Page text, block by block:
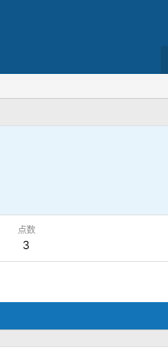
点数
3